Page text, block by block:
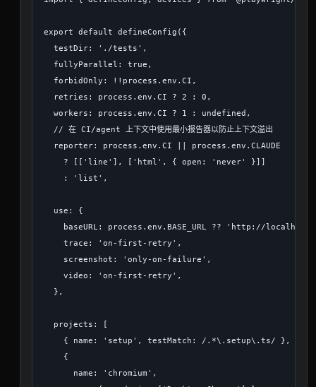
export default defineConfig({
  testDir: './tests',
  fullyParallel: true,
  forbidOnly: !!process.env.CI,
  retries: process.env.CI ? 2 : 0,
  workers: process.env.CI ? 1 : undefined,
  // 在 CI/agent 上下文中使用最小报告器以防止上下文溢出
  reporter: process.env.CI || process.env.CLAUDE
    ? [['line'], ['html', { open: 'never' }]]
    : 'list',
  use: {
baseURL: process.env.BASE_URL ?? 'http://
    trace: 'on-first-retry',
    screenshot: 'only-on-failure',
    video: 'on-first-retry',
  },
  projects: [
    { name: 'setup', testMatch: /.*\.setup\.ts/ },
    {
      name: 'chromium',